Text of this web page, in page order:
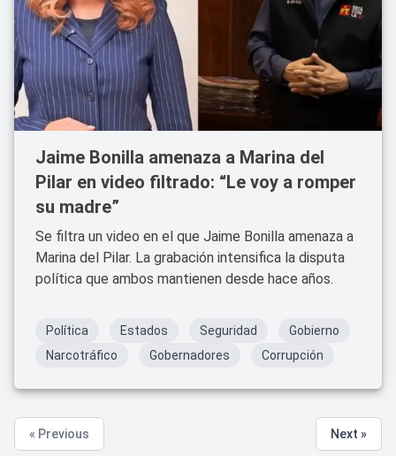
Jaime Bonilla amenaza a Marina del
Pilar en video filtrado: “Le voy a romper
su madre”
Se filtra un video en el que Jaime Bonilla amenaza a
Marina del Pilar. La grabación intensifica la disputa
política que ambos mantienen desde hace años.
Política Estados Seguridad
Gobierno
Narcotráfico
Gobernadores Corrupción
« Previous Next »